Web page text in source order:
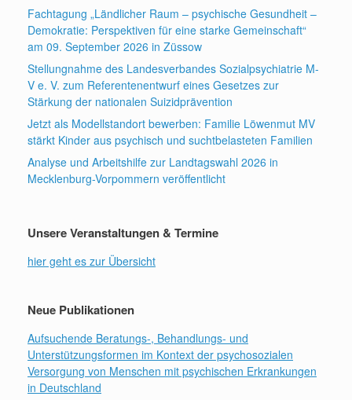
Fachtagung „Ländlicher Raum – psychische Gesundheit –
Demokratie: Perspektiven für eine starke Gemeinschaft“
am 09. September 2026 in Züssow
Stellungnahme des Landesverbandes Sozialpsychiatrie M-
V e. V. zum Referentenentwurf eines Gesetzes zur
Stärkung der nationalen Suizidprävention
Jetzt als Modellstandort bewerben: Familie Löwenmut MV
stärkt Kinder aus psychisch und suchtbelasteten Familien
Analyse und Arbeitshilfe zur Landtagswahl 2026 in
Mecklenburg-Vorpommern veröffentlicht
Unsere Veranstaltungen & Termine
hier geht es zur Übersicht
Neue Publikationen
Aufsuchende Beratungs-, Behandlungs- und
Unterstützungsformen im Kontext der psychosozialen
Versorgung von Menschen mit psychischen Erkrankungen
in Deutschland